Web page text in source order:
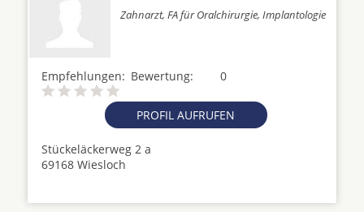
Zahnarzt, FA für Oralchirurgie, Implantologie
Empfehlungen: 0
Bewertung:
PROFIL AUFRUFEN
Stückeläckerweg 2 a
69168 Wiesloch